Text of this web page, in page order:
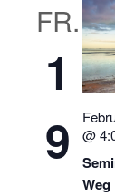
FR.
1
9
Weg
@